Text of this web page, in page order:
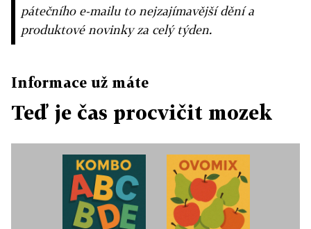
pátečního e-mailu to nejzajímavější dění a
produktové novinky za celý týden.
Informace už máte
Teď je čas procvičit mozek